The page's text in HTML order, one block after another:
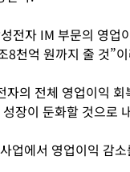
전자 IM 부문의 영
8천억 원까지 줄 것”
자의 전체 영업이익
장이 둔화할 것으로
업에서 영업이익 감